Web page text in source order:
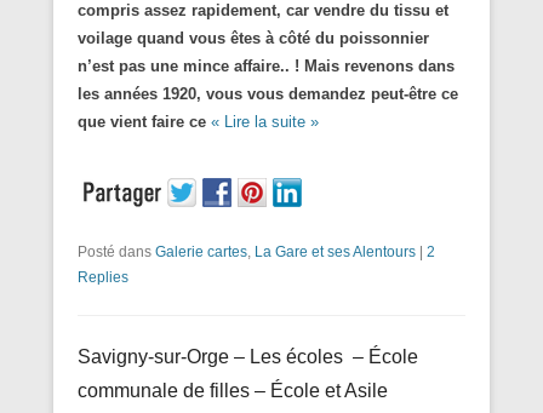
compris assez rapidement, car vendre du tissu et
voilage quand vous êtes à côté du poissonnier
n’est pas une mince affaire.. ! Mais revenons dans
les années 1920, vous vous demandez peut-être ce
que vient faire ce « Lire la suite »
Posté dans Galerie cartes, La Gare et ses Alentours
2
Replies
Savigny-sur-Orge – Les écoles – École
communale de filles – École et Asile